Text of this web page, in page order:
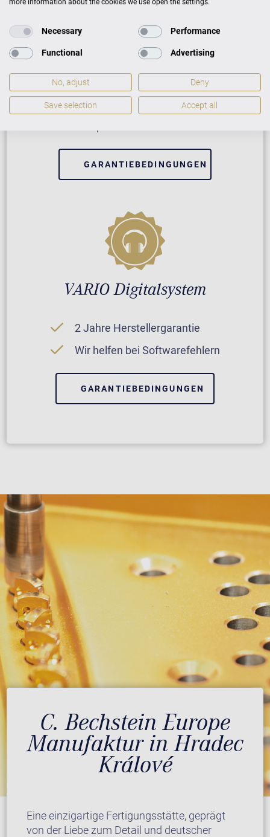
Neuinstrument
5 Jahre Herstellergarantie
GARANTIEBEDINGUNGEN
VARIO Digitalsystem
2 Jahre Herstellergarantie
Wir helfen bei Softwarefehlern
GARANTIEBEDINGUNGEN
C. Bechstein Europe
Manufaktur in Hradec
Králové
Eine einzigartige Fertigungsstätte, geprägt
von der Liebe zum Detail und deutscher
more information about the cookies we use open the settings.
Necessary Performance
Functional Advertising
No, adjust Deny
Save selection Accept all